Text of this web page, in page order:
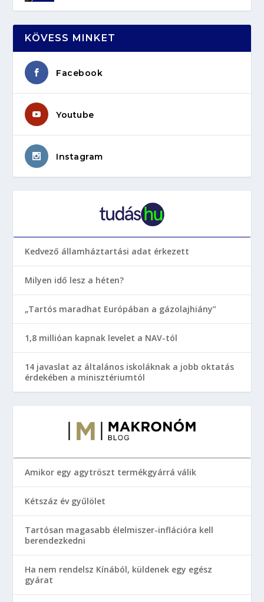
KÖVESS MINKET
Facebook
Youtube
Instagram
Kedvező államháztartási adat érkezett
Milyen idő lesz a héten?
„Tartós maradhat Európában a gázolajhiány”
1,8 millióan kapnak levelet a NAV-tól
14 javaslat az általános iskoláknak a jobb oktatás
érdekében a minisztériumtól
Amikor egy agytröszt termékgyárrá válik
Kétszáz év gyűlölet
Tartósan magasabb élelmiszer-inflációra kell
berendezkedni
Ha nem rendelsz Kínából, küldenek egy egész
gyárat